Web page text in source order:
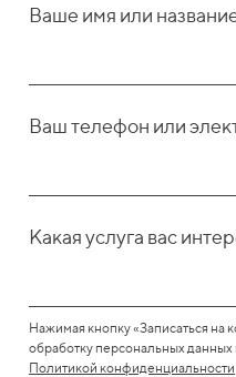
Ваше имя или
Ваш телефон или
Какая услуга вас
Нажимая кнопку «Записаться на
обработку персональных данных
Политикой конфиденциальности